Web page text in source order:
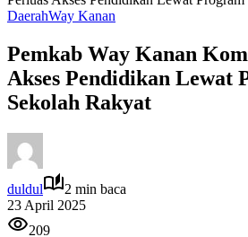
DaerahWay Kanan
Pemkab Way Kanan
Akses Pendidikan Lewat
Sekolah Rakyat
duldul
2 min baca
23 April 2025
209